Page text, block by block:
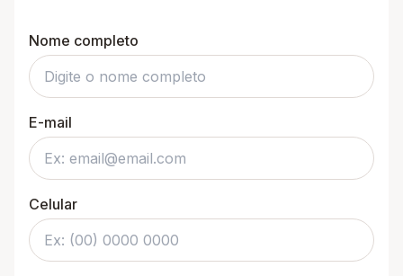
Nome completo
E-mail
Celular